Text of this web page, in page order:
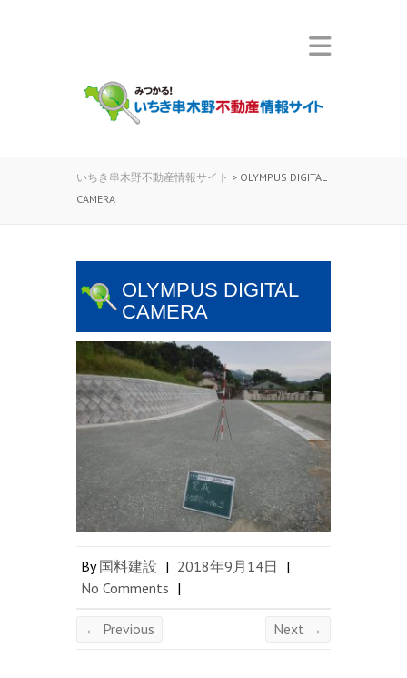
いちき串木野不動産情報サイト > OLYMPUS DIGITAL
CAMERA
OLYMPUS DIGITAL
CAMERA
By国料建設 | 2018年9月14日 |
No Comments |
← Previous Next →